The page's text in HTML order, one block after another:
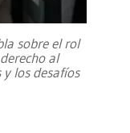
sobre el rol
al
los desafíos